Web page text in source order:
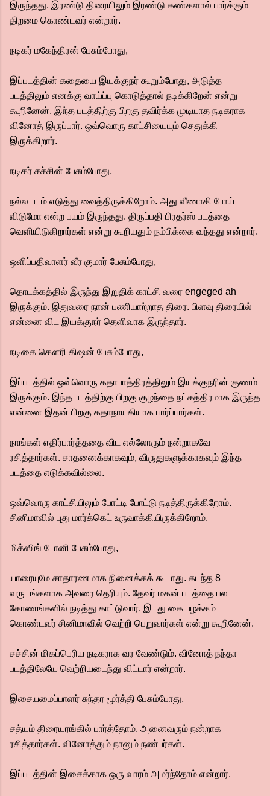
இருந்தது. இரண்டு திரையிலும் இரண்டு கண்களால் பார்க்கும்
திறமை கொண்டவர் என்றார்.
நடிகர் மகேந்திரன் பேசும்போது,
இப்படத்தின் கதையை இயக்குநர் கூறும்போது, அடுத்த
படத்திலும் எனக்கு வாய்ப்பு கொடுத்தால் நடிக்கிறேன் என்று
கூறினேன். இந்த படத்திற்கு பிறகு தவிர்க்க முடியாத நடிகராக
வினோத் இருப்பார். ஒவ்வொரு காட்சியையும் செதுக்கி
இருக்கிறார்.
நடிகர் சச்சின் பேசும்போது,
நல்ல படம் எடுத்து வைத்திருக்கிறோம். அது வீணாகி போய்
விடுமோ என்ற பயம் இருந்தது. திருப்பதி பிரதர்ஸ் படத்தை
வெளியிடுகிறார்கள் என்று கூறியதும் நம்பிக்கை வந்தது என்றார்.
ஒளிப்பதிவாளர் வீர குமார் பேசும்போது,
தொடக்கத்தில் இருந்து இறுதிக் காட்சி வரை engeged ah
இருக்கும். இதுவரை நான் பணியாற்றாத திரை. பிளவு திரையில்
என்னை விட இயக்குநர் தெளிவாக இருந்தார்.
நடிகை கௌரி கிஷன் பேசும்போது,
இப்படத்தில் ஒவ்வொரு கதாபாத்திரத்திலும் இயக்குநரின் குணம்
இருக்கும். இந்த படத்திற்கு பிறகு குழந்தை நட்சத்திரமாக இருந்த
என்னை இதன் பிறகு கதாநாயகியாக பார்ப்பார்கள்.
நாங்கள் எதிர்பார்த்ததை விட எல்லோரும் நன்றாகவே
ரசித்தார்கள். சாதனைக்காகவும், விருதுகளுக்காகவும் இந்த
படத்தை எடுக்கவில்லை.
ஒவ்வொரு காட்சியிலும் போட்டி போட்டு நடித்திருக்கிறோம்.
சினிமாவில் புது மார்க்கெட் உருவாக்கியிருக்கிறோம்.
மிக்ஸிங் டோனி பேசும்போது,
யாரையுமே சாதாரணமாக நினைக்கக் கூடாது. கடந்த 8
வருடங்களாக அவரை தெரியும். தேவர் மகன் படத்தை பல
கோணங்களில் நடித்து காட்டுவார். இடது கை பழக்கம்
கொண்டவர் சினிமாவில் வெற்றி பெறுவார்கள் என்று கூறினேன்.
சச்சின் மிகப்பெரிய நடிகராக வர வேண்டும். வினோத் நந்தா
படத்திலேயே வெற்றியடைந்து விட்டார் என்றார்.
இசையமைப்பாளர் சுந்தர மூர்த்தி பேசும்போது,
சத்யம் திரையரங்கில் பார்த்தோம். அனைவரும் நன்றாக
ரசித்தார்கள். வினோத்தும் நானும் நண்பர்கள்.
இப்படத்தின் இசைக்காக ஒரு வாரம் அமர்ந்தோம் என்றார்.